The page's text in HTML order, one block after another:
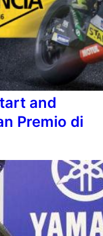
and
Premio di